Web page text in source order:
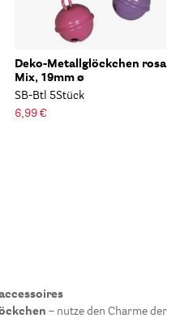
Deko-Metallglöckchen rosa
Mix, 19mm ø
SB-Btl 5Stück
6,99 €
– nutze den Charme der